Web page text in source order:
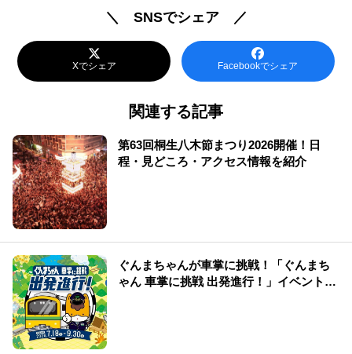
＼ SNSでシェア ／
Xでシェア Facebookでシェア
関連する記事
第63回桐生八木節まつり2026開催！日
程・見どころ・アクセス情報を紹介
ぐんまちゃんが車掌に挑戦！「ぐんまち
ゃん 車掌に挑戦 出発進行！」イベント情